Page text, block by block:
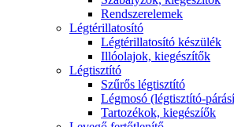
Rendszerelemek
Légtérillatosító
Légtérillatosító készülék
Illóolajok, kiegészítők
Légtisztító
Szűrős légtisztító
Légmosó (légtisztító-
Tartozékok, kiegészíők